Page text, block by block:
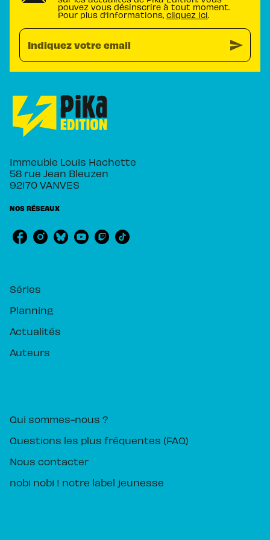
pouvez vous désinscrire à tout moment.
Pour plus d’informations, cliquez ici.
Indiquez votre email send
Immeuble Louis Hachette
58 rue Jean Bleuzen
92170 VANVES
NOS RÉSEAUX
Séries
Planning
Actualités
Auteurs
Qui sommes-nous ?
Questions les plus fréquentes (FAQ)
Nous contacter
nobi nobi ! notre label jeunesse